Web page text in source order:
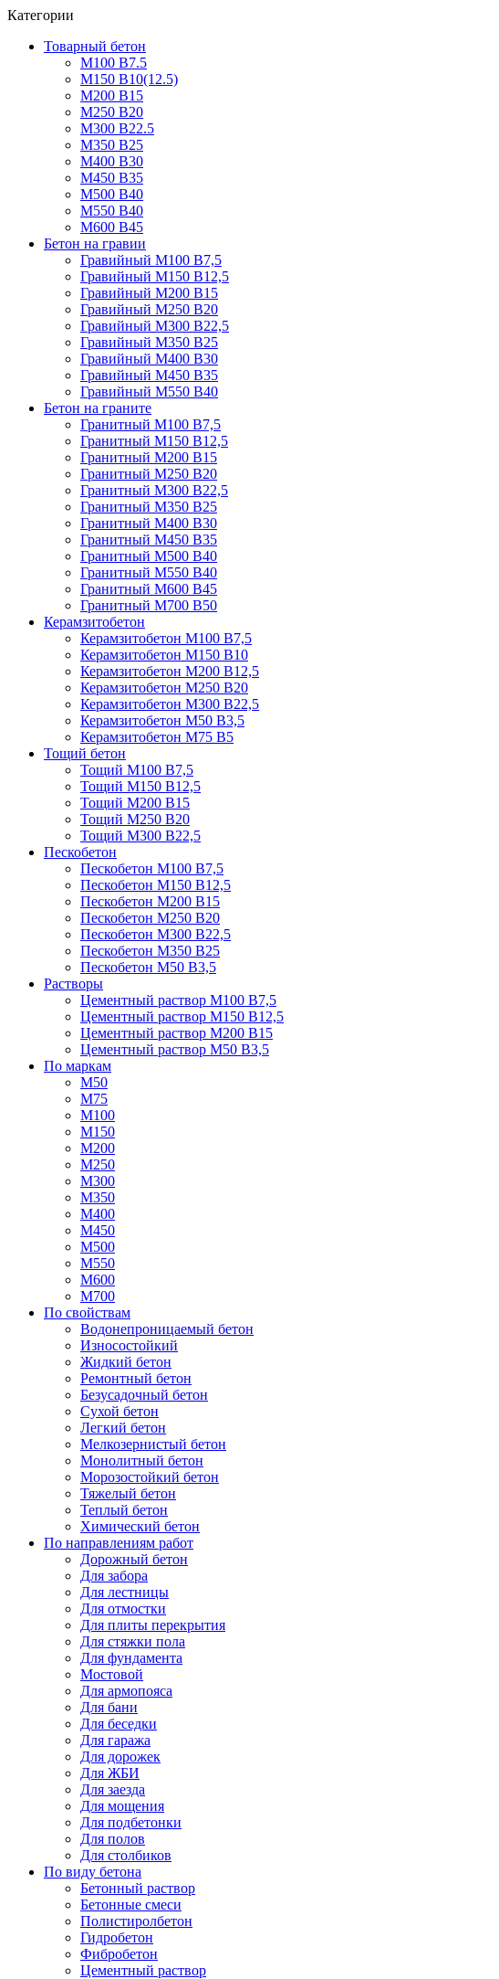
Категории
Товарный бетон
М100 В7.5
М150 В10(12.5)
М200 В15
М250 В20
М300 В22.5
М350 В25
М400 В30
М450 В35
М500 В40
М550 В40
М600 В45
Бетон на гравии
Гравийный М100 В7,5
Гравийный М150 В12,5
Гравийный М200 В15
Гравийный М250 В20
Гравийный М300 В22,5
Гравийный М350 В25
Гравийный М400 В30
Гравийный М450 В35
Гравийный М550 В40
Бетон на граните
Гранитный М100 В7,5
Гранитный М150 В12,5
Гранитный М200 В15
Гранитный М250 В20
Гранитный М300 В22,5
Гранитный М350 В25
Гранитный М400 В30
Гранитный М450 В35
Гранитный М500 В40
Гранитный М550 В40
Гранитный М600 В45
Гранитный М700 В50
Керамзитобетон
Керамзитобетон М100 В7,5
Керамзитобетон М150 В10
Керамзитобетон М200 В12,5
Керамзитобетон М250 В20
Керамзитобетон М300 В22,5
Керамзитобетон М50 В3,5
Керамзитобетон М75 В5
Тощий бетон
Тощий М100 В7,5
Тощий М150 В12,5
Тощий М200 В15
Тощий М250 В20
Тощий М300 В22,5
Пескобетон
Пескобетон М100 В7,5
Пескобетон М150 В12,5
Пескобетон М200 В15
Пескобетон М250 В20
Пескобетон М300 В22,5
Пескобетон М350 В25
Пескобетон М50 В3,5
Растворы
Цементный раствор М100 В7,5
Цементный раствор М150 В12,5
Цементный раствор М200 В15
Цементный раствор М50 В3,5
По маркам
М50
М75
М100
М150
М200
М250
М300
М350
М400
М450
М500
М550
М600
М700
По свойствам
Водонепроницаемый бетон
Износостойкий
Жидкий бетон
Ремонтный бетон
Безусадочный бетон
Сухой бетон
Легкий бетон
Мелкозернистый бетон
Монолитный бетон
Морозостойкий бетон
Тяжелый бетон
Теплый бетон
Химический бетон
По направлениям работ
Дорожный бетон
Для забора
Для лестницы
Для отмостки
Для плиты перекрытия
Для стяжки пола
Для фундамента
Мостовой
Для армопояса
Для бани
Для беседки
Для гаража
Для дорожек
Для ЖБИ
Для заезда
Для мощения
Для подбетонки
Для полов
Для столбиков
По виду бетона
Бетонный раствор
Бетонные смеси
Полистиролбетон
Гидробетон
Фибробетон
Цементный раствор